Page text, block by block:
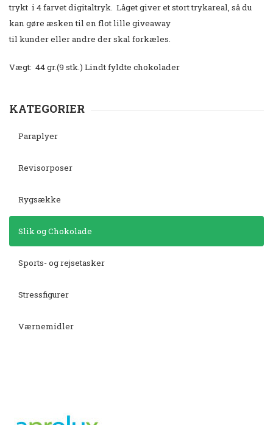
trykt i 4 farvet digitaltryk. Låget giver et stort trykareal, så du
kan gøre æsken til en flot lille giveaway
til kunder eller andre der skal forkæles.
Vægt: 44 gr.(9 stk.) Lindt fyldte chokolader
KATEGORIER
Paraplyer
Revisorposer
Rygsække
Slik og Chokolade
Sports- og rejsetasker
Stressfigurer
Værnemidler